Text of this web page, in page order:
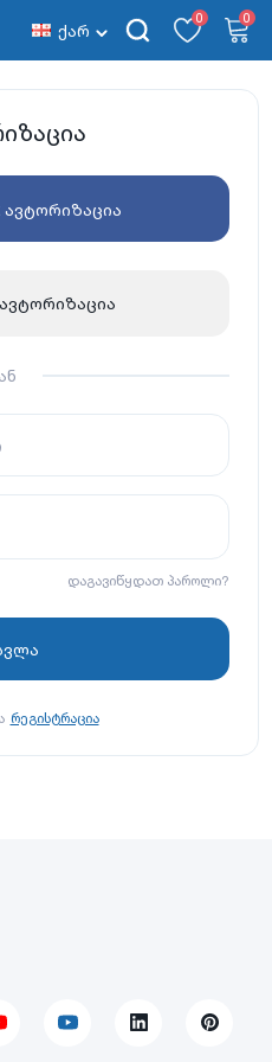
ქარ
0 0
ავტორიზაცია
ან
დაგავიწყდათ პაროლი?
რეგისტრაცია